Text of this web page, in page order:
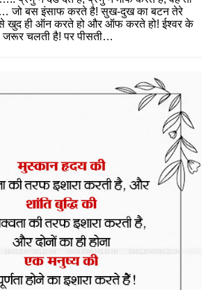
जो बस इंसाफ करते है! सुख-दुख का बटन तेरे
खुद ही ऑन करते हो और ऑफ करते हो! ईश्वर के
जरूर चलती है! पर पीसती…